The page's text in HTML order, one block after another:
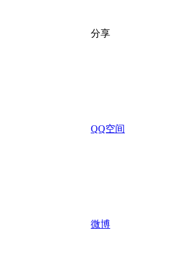
分享
QQ空间
微博